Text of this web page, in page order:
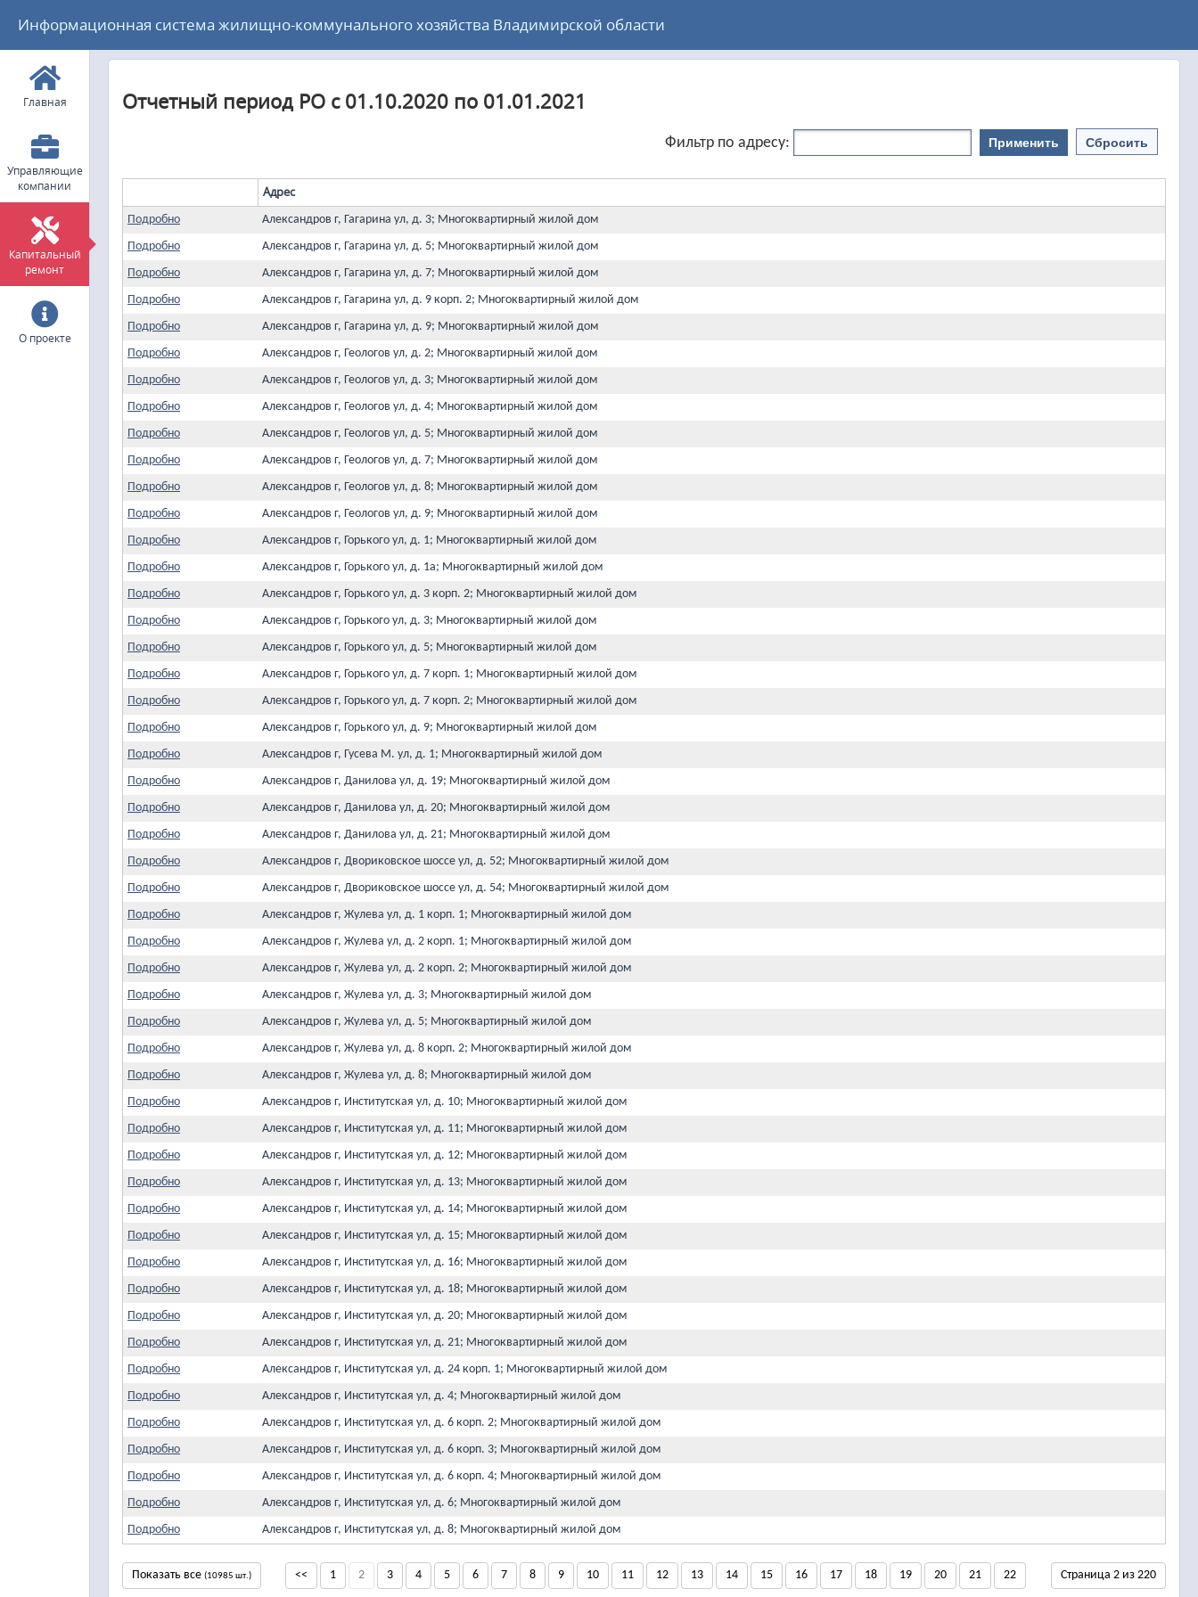
Информационная система жилищно-коммунального хозяйства Владимирской области
Главная
Управляющие
компании
Капитальный
ремонт
О проекте
Отчетный период РО с 01.10.2020 по 01.01.2021
Фильтр по адресу: Применить Сбросить
Адрес
Подробно
Александров г, Гагарина ул, д. 3; Многоквартирный жилой дом
Подробно
Александров г, Гагарина ул, д. 5; Многоквартирный жилой дом
Подробно
Александров г, Гагарина ул, д. 7; Многоквартирный жилой дом
Подробно
Александров г, Гагарина ул, д. 9 корп. 2; Многоквартирный жилой дом
Подробно
Александров г, Гагарина ул, д. 9; Многоквартирный жилой дом
Подробно
Александров г, Геологов ул, д. 2; Многоквартирный жилой дом
Подробно
Александров г, Геологов ул, д. 3; Многоквартирный жилой дом
Подробно
Александров г, Геологов ул, д. 4; Многоквартирный жилой дом
Подробно
Александров г, Геологов ул, д. 5; Многоквартирный жилой дом
Подробно
Александров г, Геологов ул, д. 7; Многоквартирный жилой дом
Подробно
Александров г, Геологов ул, д. 8; Многоквартирный жилой дом
Подробно
Александров г, Геологов ул, д. 9; Многоквартирный жилой дом
Подробно
Александров г, Горького ул, д. 1; Многоквартирный жилой дом
Подробно
Александров г, Горького ул, д. 1а; Многоквартирный жилой дом
Подробно
Александров г, Горького ул, д. 3 корп. 2; Многоквартирный жилой дом
Подробно
Александров г, Горького ул, д. 3; Многоквартирный жилой дом
Подробно
Александров г, Горького ул, д. 5; Многоквартирный жилой дом
Подробно
Александров г, Горького ул, д. 7 корп. 1; Многоквартирный жилой дом
Подробно
Александров г, Горького ул, д. 7 корп. 2; Многоквартирный жилой дом
Подробно
Александров г, Горького ул, д. 9; Многоквартирный жилой дом
Подробно
Александров г, Гусева М. ул, д. 1; Многоквартирный жилой дом
Подробно
Александров г, Данилова ул, д. 19; Многоквартирный жилой дом
Подробно
Александров г, Данилова ул, д. 20; Многоквартирный жилой дом
Подробно
Александров г, Данилова ул, д. 21; Многоквартирный жилой дом
Подробно
Александров г, Двориковское шоссе ул, д. 52; Многоквартирный жилой дом
Подробно
Александров г, Двориковское шоссе ул, д. 54; Многоквартирный жилой дом
Подробно
Александров г, Жулева ул, д. 1 корп. 1; Многоквартирный жилой дом
Подробно
Александров г, Жулева ул, д. 2 корп. 1; Многоквартирный жилой дом
Подробно
Александров г, Жулева ул, д. 2 корп. 2; Многоквартирный жилой дом
Подробно
Александров г, Жулева ул, д. 3; Многоквартирный жилой дом
Подробно
Александров г, Жулева ул, д. 5; Многоквартирный жилой дом
Подробно
Александров г, Жулева ул, д. 8 корп. 2; Многоквартирный жилой дом
Подробно
Александров г, Жулева ул, д. 8; Многоквартирный жилой дом
Подробно
Александров г, Институтская ул, д. 10; Многоквартирный жилой дом
Подробно
Александров г, Институтская ул, д. 11; Многоквартирный жилой дом
Подробно
Александров г, Институтская ул, д. 12; Многоквартирный жилой дом
Подробно
Александров г, Институтская ул, д. 13; Многоквартирный жилой дом
Подробно
Александров г, Институтская ул, д. 14; Многоквартирный жилой дом
Подробно
Александров г, Институтская ул, д. 15; Многоквартирный жилой дом
Подробно
Александров г, Институтская ул, д. 16; Многоквартирный жилой дом
Подробно
Александров г, Институтская ул, д. 18; Многоквартирный жилой дом
Подробно
Александров г, Институтская ул, д. 20; Многоквартирный жилой дом
Подробно
Александров г, Институтская ул, д. 21; Многоквартирный жилой дом
Подробно
Александров г, Институтская ул, д. 24 корп. 1; Многоквартирный жилой дом
Подробно
Александров г, Институтская ул, д. 4; Многоквартирный жилой дом
Подробно
Александров г, Институтская ул, д. 6 корп. 2; Многоквартирный жилой дом
Подробно
Александров г, Институтская ул, д. 6 корп. 3; Многоквартирный жилой дом
Подробно
Александров г, Институтская ул, д. 6 корп. 4; Многоквартирный жилой дом
Подробно
Александров г, Институтская ул, д. 6; Многоквартирный жилой дом
Подробно
Александров г, Институтская ул, д. 8; Многоквартирный жилой дом
Показать все (10985 шт.) Страница 2 из 220
<< 1 2 3 4 5 6 7 8 9 10 11 12 13 14 15 16 17 18 19 20 21 22